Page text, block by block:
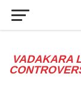
VADAKARA